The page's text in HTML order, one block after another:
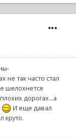
не так часто стал
шелохнется
дорогах...а
И еще давал
круто.